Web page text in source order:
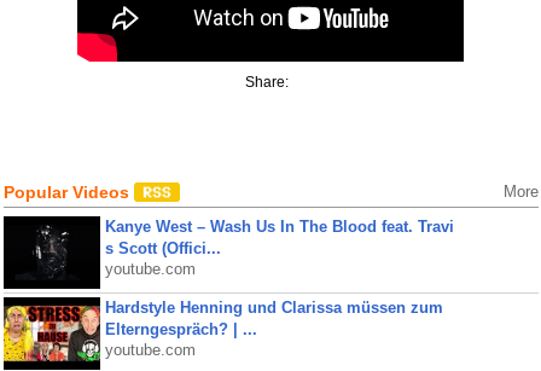
Share:
Popular Videos More
Kanye West – Wash Us In The Blood feat. Travi
s Scott (Offici...
youtube.com
Hardstyle Henning und Clarissa müssen zum
Elterngespräch? | ...
youtube.com